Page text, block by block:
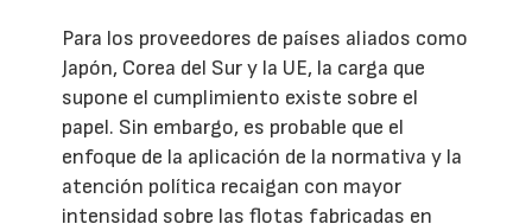
Para los proveedores de países aliados como
Japón, Corea del Sur y la UE, la carga que
supone el cumplimiento existe sobre el
papel. Sin embargo, es probable que el
enfoque de la aplicación de la normativa y la
atención política recaigan con mayor
intensidad sobre las flotas fabricadas en